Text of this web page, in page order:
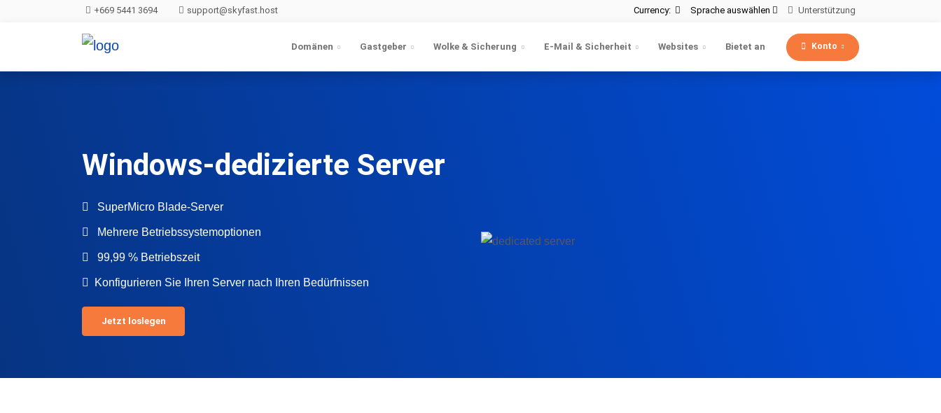
+669 5441 3694 support@skyfast.host Currency: Sprache auswählen Unterstützung
Domänen Gastgeber Wolke & Sicherung E-Mail & Sicherheit Websites Bietet an Konto
Windows-dedizierte Server
SuperMicro Blade-Server
Mehrere Betriebssystemoptionen
99,99 % Betriebszeit
Konfigurieren Sie Ihren Server nach Ihren Bedürfnissen
Jetzt loslegen